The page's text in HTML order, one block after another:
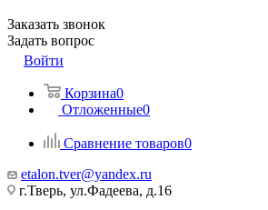
Заказать звонок
Задать вопрос
Войти
Корзина0
Отложенные0
Сравнение товаров0
etalon.tver@yandex.ru
г.Тверь, ул.Фадеева, д.16